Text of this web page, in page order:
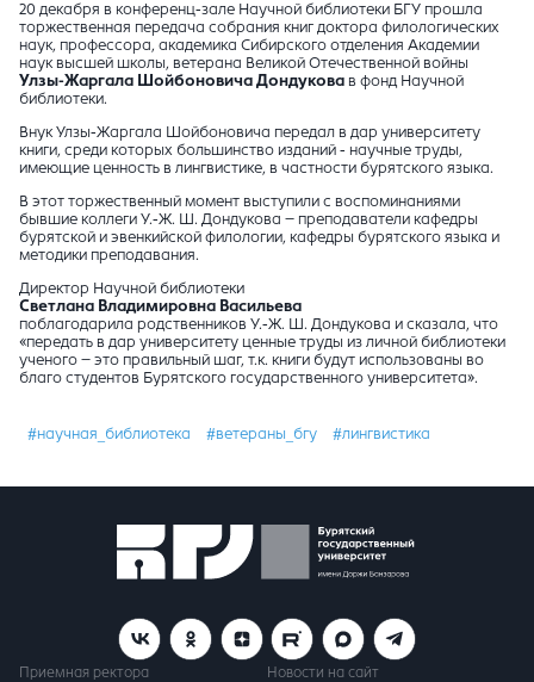
20 декабря в конференц-зале Научной библиотеки БГУ прошла
торжественная передача собрания книг доктора филологических
наук, профессора, академика Сибирского отделения Академии
наук высшей школы, ветерана Великой Отечественной войны
Улзы-Жаргала Шойбоновича Дондукова в фонд Научной
библиотеки.
Внук Улзы-Жаргала Шойбоновича передал в дар университету
книги, среди которых большинство изданий - научные труды,
имеющие ценность в лингвистике, в частности бурятского языка.
В этот торжественный момент выступили с воспоминаниями
бывшие коллеги У.-Ж. Ш. Дондукова – преподаватели кафедры
бурятской и эвенкийской филологии, кафедры бурятского языка и
методики преподавания.
Директор Научной библиотеки
Светлана Владимировна Васильева
поблагодарила родственников У.-Ж. Ш. Дондукова и сказала, что
«передать в дар университету ценные труды из личной библиотеки
ученого – это правильный шаг, т.к. книги будут использованы во
благо студентов Бурятского государственного университета».
#научная_библиотека #ветераны_бгу #лингвистика
Приемная ректора Новости на сайт